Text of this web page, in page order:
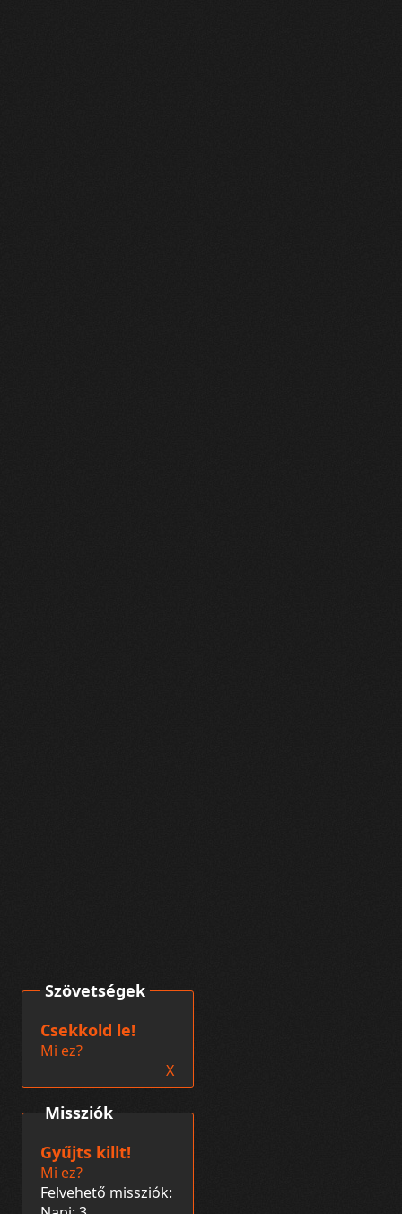
Missziók
Gyűjts killt!
Mi ez?
Felvehető missziók:
Szövetségek
Csekkold le!
Mi ez?
X